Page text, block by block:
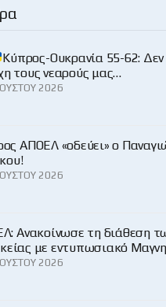
Κύπρος-Ουκρανία 55-62: Δεν
τους νεαρούς μας…
2026
ΑΠΟΕΛ «οδεύει» ο
2026
Ανακοίνωσε τη διάθεση
με εντυπωσιακό
2026